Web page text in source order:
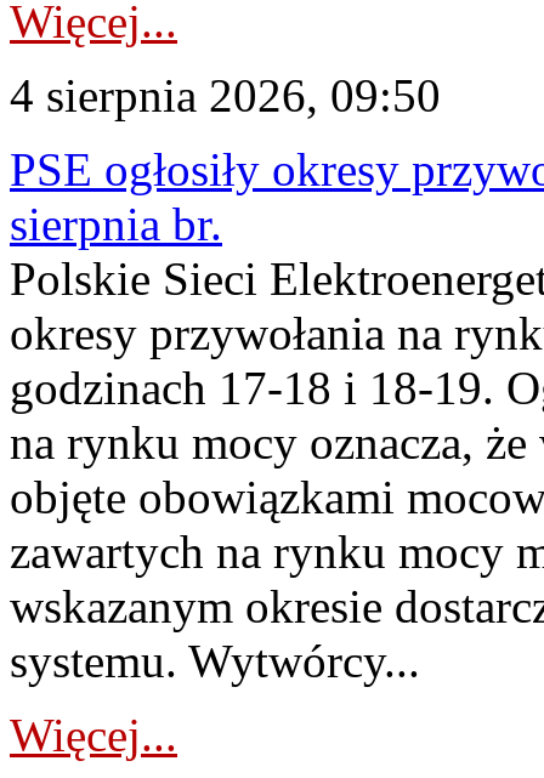
Więcej...
4 sierpnia 2026, 09:50
PSE ogłosiły okresy
sierpnia br.
Polskie Sieci
okresy przywołania na
godzinach 17-18 i 18-19.
na rynku mocy oznacza,
objęte obowiązkami
zawartych na rynku mocy
wskazanym okresie
systemu. Wytwórcy...
Więcej...